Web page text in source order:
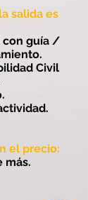
salida es
con guía /
Civil
el precio:
más.